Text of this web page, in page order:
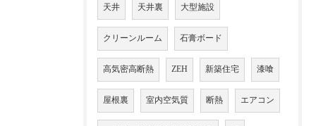
天井 天井裏 大型施設
クリーンルーム 石膏ボード
高気密高断熱 ZEH 新築住宅 漆喰
屋根裏 室内空気質 断熱 エアコン